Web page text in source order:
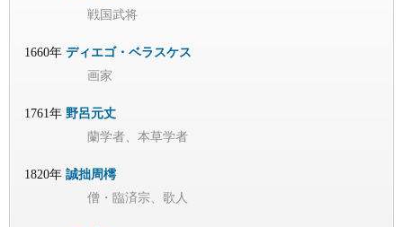
戦国武将
1660年 ディエゴ・ベラスケス
画家
1761年 野呂元丈
蘭学者、本草学者
1820年 誠拙周樗
僧・臨済宗、歌人